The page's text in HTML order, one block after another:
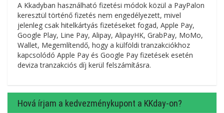
A Kkadyban használható fizetési módok közül a PayPalon
keresztül történő fizetés nem engedélyezett, mivel
jelenleg csak hitelkártyás fizetéseket fogad, Apple Pay,
Google Play, Line Pay, Alipay, AlipayHK, GrabPay, MoMo,
Wallet, Megemlítendő, hogy a külföldi tranzakciókhoz
kapcsolódó Apple Pay és Google Pay fizetések esetén
deviza tranzakciós díj kerül felszámításra.
Hová írjam a kedvezménykupont a KKday-on?